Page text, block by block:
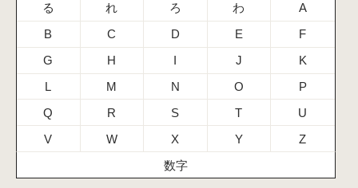
る
れ ろ わ
A
B
C D E
F
G
H I J
K
L
M N O
P
Q
R S T
U
V
W X Y
Z
数字